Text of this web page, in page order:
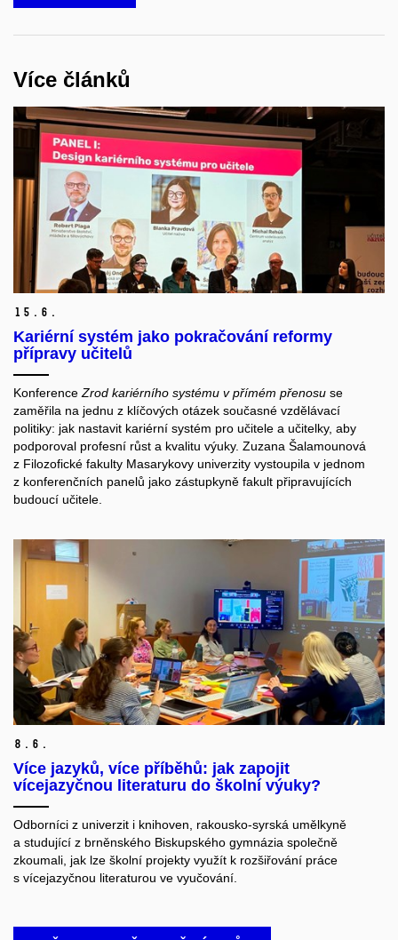
Více článků
15. 6.
Kariérní systém jako pokračování reformy
přípravy učitelů
Konference Zrod kariérního systému v přímém přenosu se
zaměřila na jednu z klíčových otázek současné vzdělávací
politiky: jak nastavit kariérní systém pro učitele a učitelky, aby
podporoval profesní růst a kvalitu výuky. Zuzana Šalamounová
z Filozofické fakulty Masarykovy univerzity vystoupila v jednom
z konferenčních panelů jako zástupkyně fakult připravujících
budoucí učitele.
8. 6.
Více jazyků, více příběhů: jak zapojit
vícejazyčnou literaturu do školní výuky?
Odborníci z univerzit i knihoven, rakousko-syrská umělkyně
a studující z brněnského Biskupského gymnázia společně
zkoumali, jak lze školní projekty využít k rozšiřování práce
s vícejazyčnou literaturou ve vyučování.